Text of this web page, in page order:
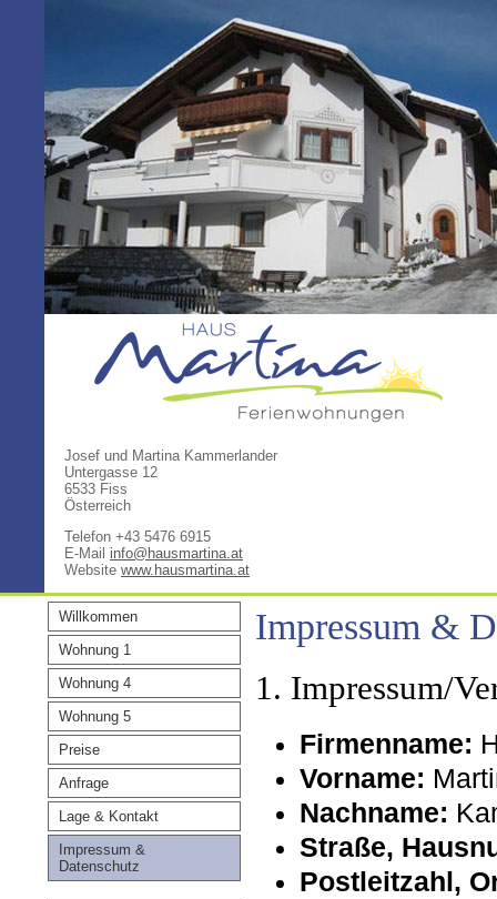
Josef und Martina Kammerlander
Untergasse 12
6533 Fiss
Österreich
Telefon +43 5476 6915
E-Mail info@hausmartina.at
Website www.hausmartina.at
Willkommen
Wohnung 1
Wohnung 4
Wohnung 5
Preise
Anfrage
Lage & Kontakt
Impressum &
Datenschutz
Impressum &
1. Impressum/
Firmenname:
Vorname:
Nachname:
Straße,
Postleitzahl,